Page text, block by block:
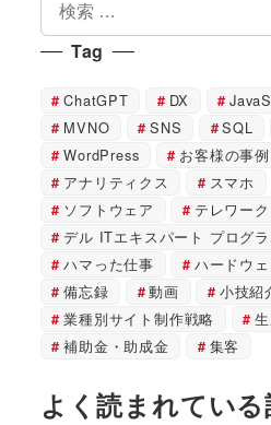
索
Tag
ChatGPT DX
MVNO
SNS SQL
WordPress
お客様の事例
アナリティクス
スマホ
ソフトウェア
テレワーク
デル ITエキスパート プログ
ハマった仕事
ハードウ
備忘録
動画
小技紹
業種別サイト制作戦略
補助金・助成金
集客
よく読まれている